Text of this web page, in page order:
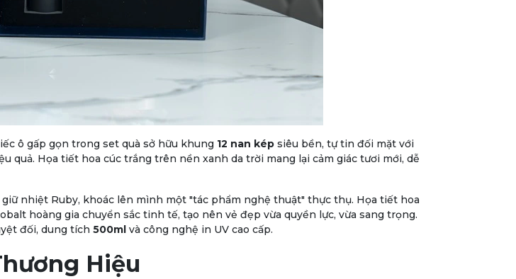
ô gấp gọn trong set quà sở hữu khung 12 nan kép siêu bền, tự tin đối mặt với
quả. Họa tiết hoa cúc trắng trên nền xanh da trời mang lại cảm giác tươi mới, dễ
giữ nhiệt Ruby, khoác lên mình một "tác phẩm nghệ thuật" thực thụ. Họa tiết hoa
hoàng gia chuyển sắc tinh tế, tạo nên vẻ đẹp vừa quyền lực, vừa sang trọng.
đối, dung tích 500ml và công nghệ in UV cao cấp.
Hiệu